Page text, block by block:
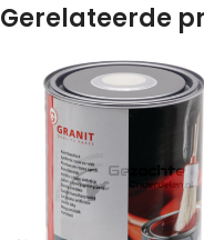
Gerelateerde